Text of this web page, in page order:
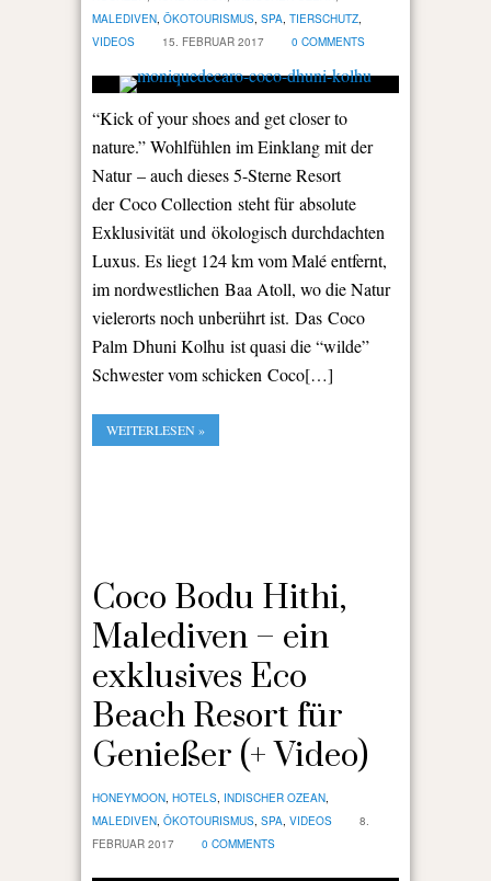
MALEDIVEN, ÖKOTOURISMUS, SPA, TIERSCHUTZ,
VIDEOS
15. FEBRUAR 2017 0 COMMENTS
“Kick of your shoes and get closer to
nature.” Wohlfühlen im Einklang mit der
Natur – auch dieses 5-Sterne Resort
der Coco Collection steht für absolute
Exklusivität und ökologisch durchdachten
Luxus. Es liegt 124 km vom Malé entfernt,
im nordwestlichen Baa Atoll, wo die Natur
vielerorts noch unberührt ist. Das Coco
Palm Dhuni Kolhu ist quasi die “wilde”
Schwester vom schicken Coco[…]
WEITERLESEN »
Coco Bodu Hithi,
Malediven – ein
exklusives Eco
Beach Resort für
Genießer (+ Video)
HONEYMOON, HOTELS, INDISCHER OZEAN,
MALEDIVEN, ÖKOTOURISMUS, SPA, VIDEOS
8.
FEBRUAR 2017
0 COMMENTS